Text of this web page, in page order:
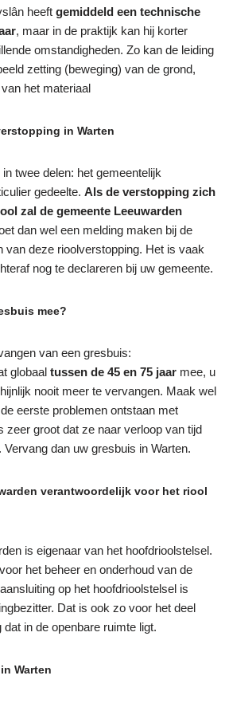
heeft gemiddeld een technische
, maar in de praktijk kan hij korter
omstandigheden. Zo kan de leiding
zetting (beweging) van de grond,
het materiaal
in Warten
twee delen: het gemeentelijk
gedeelte. Als de verstopping zich
zal de gemeente Leeuwarden
dan wel een melding maken bij de
van deze rioolverstopping. Het is vaak
nog te declareren bij uw gemeente.
mee?
van een gresbuis:
globaal tussen de 45 en 75 jaar mee, u
nooit meer te vervangen. Maak wel
eerste problemen ontstaan met
zeer groot dat ze naar verloop van tijd
dan uw gresbuis in Warten.
verantwoordelijk voor het riool
is eigenaar van het hoofdrioolstelsel.
het beheer en onderhoud van de
op het hoofdrioolstelsel is
Dat is ook zo voor het deel
in de openbare ruimte ligt.
Warten